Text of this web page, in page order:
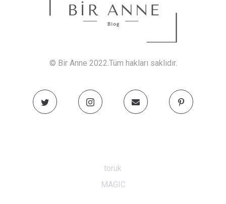
© Bir Anne 2022.Tüm hakları saklıdır.
toruk
MAGIC